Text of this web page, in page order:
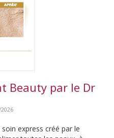
Beauty par le Dr
express créé par le